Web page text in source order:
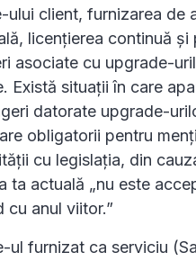
ului client, furnizarea de
licențierea continuă și
asociate cu upgrade-
Există situații în care
datorate upgrade-
obligatorii pentru
cu legislația, din
ta actuală „nu este
cu anul viitor.”
ul furnizat ca serviciu